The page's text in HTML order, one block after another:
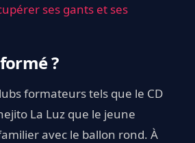
ses gants et ses
?
formateurs tels que le CD
La Luz que le jeune
avec le ballon rond. À